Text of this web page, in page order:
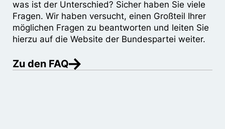
was ist der Unterschied? Sicher haben Sie viele
Fragen. Wir haben versucht, einen Großteil Ihrer
möglichen Fragen zu beantworten und leiten Sie
hierzu auf die Website der Bundespartei weiter.
Zu den FAQ